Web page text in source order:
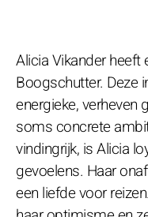
Alicia Vikander
Boogschutter. Deze
energieke, verheven
soms concrete
vindingrijk, is Alicia
gevoelens. Haar
een liefde voor